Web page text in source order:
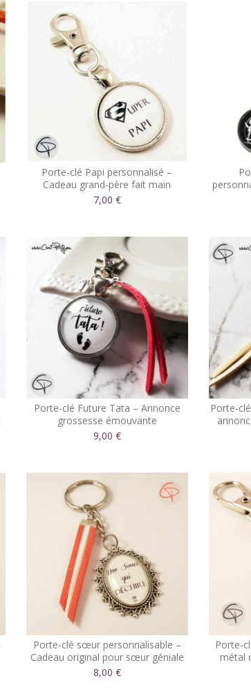
Porte-clé Papi personnalisé –
Cadeau grand-père fait main
7,00 €
Porte-clé Future Tata – Annonce
grossesse émouvante
personnalisée
9,00 €
Porte-
Porte-clé sœur personnalisable –
Cadeau original pour sœur géniale
8,00 €
Porte-
métal